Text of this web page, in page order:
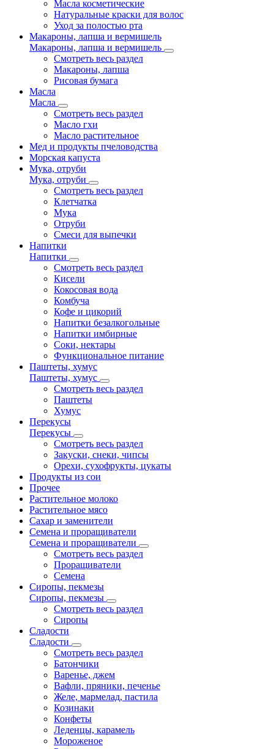
Масла косметические
Натуральные краски для волос
Уход за полостью рта
Макароны, лапша и вермишель
Макароны, лапша и вермишель
Смотреть весь раздел
Макароны, лапша
Рисовая бумага
Масла
Масла
Смотреть весь раздел
Масло гхи
Масло растительное
Мед и продукты пчеловодства
Морская капуста
Мука, отруби
Мука, отруби
Смотреть весь раздел
Клетчатка
Мука
Отруби
Смеси для выпечки
Напитки
Напитки
Смотреть весь раздел
Кисели
Кокосовая вода
Комбуча
Кофе и цикорий
Напитки безалкогольные
Напитки имбирные
Соки, нектары
Функциональное питание
Паштеты, хумус
Паштеты, хумус
Смотреть весь раздел
Паштеты
Хумус
Перекусы
Перекусы
Смотреть весь раздел
Закуски, снеки, чипсы
Орехи, сухофрукты, цукаты
Продукты из сои
Прочее
Растительное молоко
Растительное мясо
Сахар и заменители
Семена и проращиватели
Семена и проращиватели
Смотреть весь раздел
Проращиватели
Семена
Сиропы, пекмезы
Сиропы, пекмезы
Смотреть весь раздел
Сиропы
Сладости
Сладости
Смотреть весь раздел
Батончики
Варенье, джем
Вафли, пряники, печенье
Желе, мармелад, пастила
Козинаки
Конфеты
Леденцы, карамель
Мороженое